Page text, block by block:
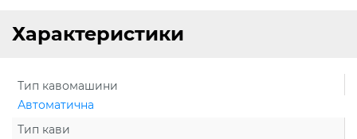
Характеристики
Тип кавомашини
Автоматична
Тип кави